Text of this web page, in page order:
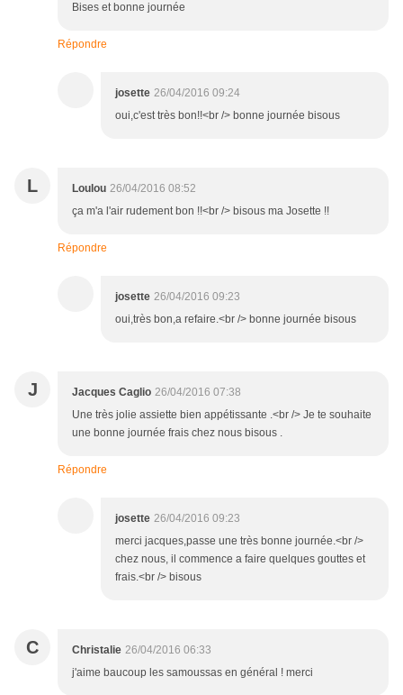
Bises et bonne journée
Répondre
josette 26/04/2016 09:24
oui,c'est très bon!!<br /> bonne journée bisous
L Loulou 26/04/2016 08:52
ça m'a l'air rudement bon !!<br /> bisous ma Josette !!
Répondre
josette 26/04/2016 09:23
oui,très bon,a refaire.<br /> bonne journée bisous
J Jacques Caglio 26/04/2016 07:38
Une très jolie assiette bien appétissante .<br /> Je te souhaite
une bonne journée frais chez nous bisous .
Répondre
josette 26/04/2016 09:23
merci jacques,passe une très bonne journée.<br />
chez nous, il commence a faire quelques gouttes et
frais.<br /> bisous
C Christalie 26/04/2016 06:33
j'aime baucoup les samoussas en général ! merci